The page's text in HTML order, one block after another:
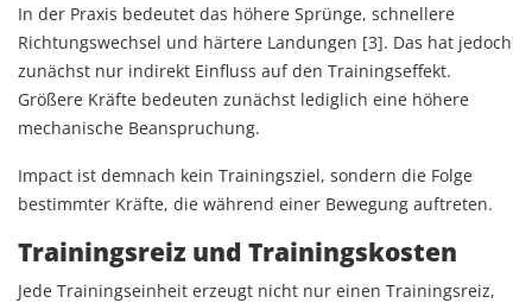
In der Praxis bedeutet das höhere Sprünge, schnellere
Richtungswechsel und härtere Landungen [3]. Das hat jedoch
zunächst nur indirekt Einfluss auf den Trainingseffekt.
Größere Kräfte bedeuten zunächst lediglich eine höhere
mechanische Beanspruchung.
Impact ist demnach kein Trainingsziel, sondern die Folge
bestimmter Kräfte, die während einer Bewegung auftreten.
Trainingsreiz und Trainingskosten
Jede Trainingseinheit erzeugt nicht nur einen Trainingsreiz,